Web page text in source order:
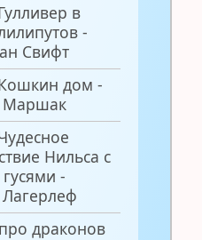
в
-
Свифт
дом -
Маршак
Нильса с
-
драконов